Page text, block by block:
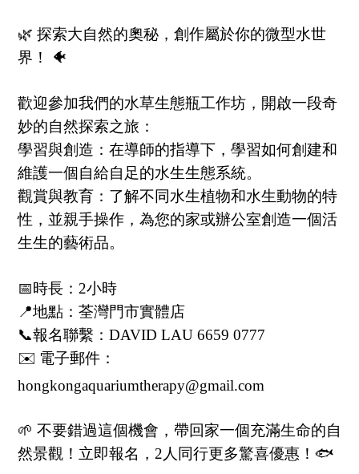
🌿 探索大自然的奧秘，創作屬於你的微型水世
界！ 🐠
歡迎參加我們的水草生態瓶工作坊，開啟一段奇
妙的自然探索之旅：
學習與創造：在導師的指導下，學習如何創建和
維護一個自給自足的水生生態系統。
觀賞與教育：了解不同水生植物和水生動物的特
性，並親手操作，為您的家或辦公室創造一個活
生生的藝術品。
📅時長：2小時
📍地點：荃灣門市實體店
📞報名聯繫：DAVID LAU 6659 0777
✉️ 電子郵件：
hongkongaquariumtherapy@gmail.com
🌱 不要錯過這個機會，帶回家一個充滿生命的自
然景觀！立即報名，2人同行更多驚喜優惠！🐟